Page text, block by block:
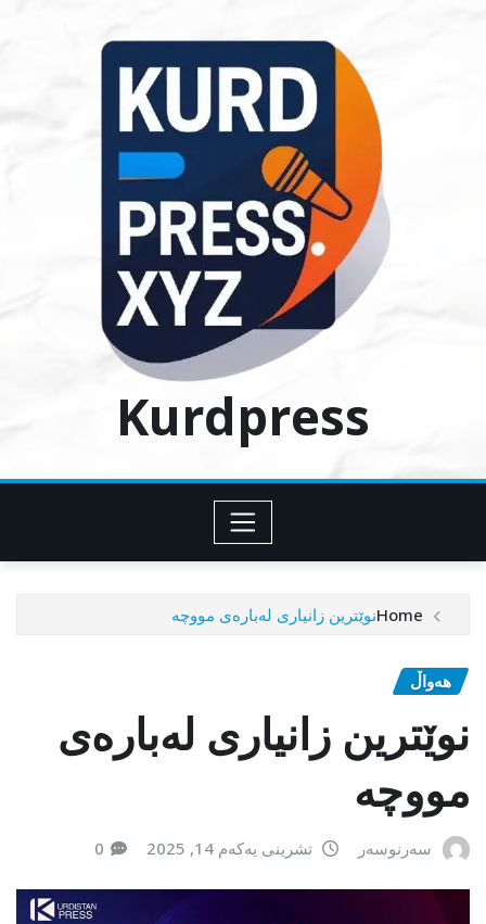
Kurdpress
Homeنوێترین زانیاری لەبارەی مووچە
هەواڵ
نوێترین زانیاری لەبارەی
مووچە
سەرنوسەر تشرینی یەکەم 14, 2025 0